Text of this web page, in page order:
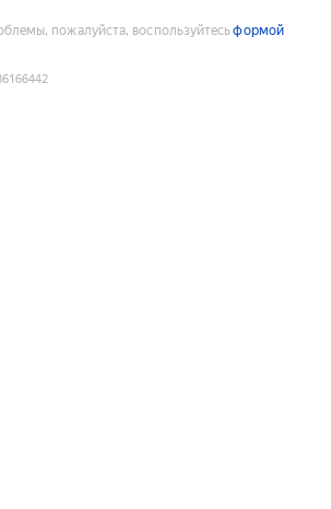
пожалуйста, воспользуйтесьформой